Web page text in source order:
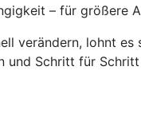
– für größere
verändern, lohnt
Schritt für